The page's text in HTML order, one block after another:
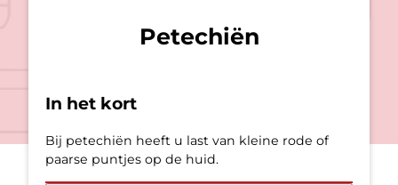
Petechiën
In het kort
Bij petechiën heeft u last van kleine rode of
paarse puntjes op de huid.